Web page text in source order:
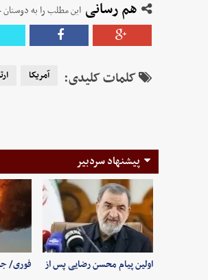
هم رسانی این مطلب را به دوستان
کلمات کلیدی: آمریکا
پیشنهاد سردبیر
اولین پیام محسن رضایی پس از
فوری/